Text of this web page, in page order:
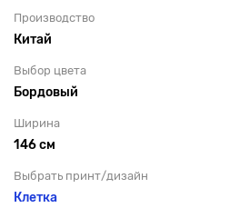
Производство
Китай
Выбор цвета
Бордовый
Ширина
146 см
Выбрать принт/дизайн
Клетка